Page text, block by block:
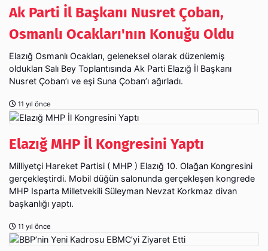
Ak Parti İl Başkanı Nusret Çoban,
Elazığ Osmanlı Ocakları, geleneksel olarak düzenlemiş
oldukları Salı Bey Toplantısında Ak Parti Elazığ İl Başkanı
Nusret Çoban’ı ve eşi Suna Çoban’ı ağırladı.
11 yıl önce
Elazığ MHP İl Kongresini Yaptı
Milliyetçi Hareket Partisi ( MHP ) Elazığ 10. Olağan Kongresini
gerçekleştirdi. Mobil düğün salonunda gerçekleşen kongrede
MHP Isparta Milletvekili Süleyman Nevzat Korkmaz divan
başkanlığı yaptı.
11 yıl önce